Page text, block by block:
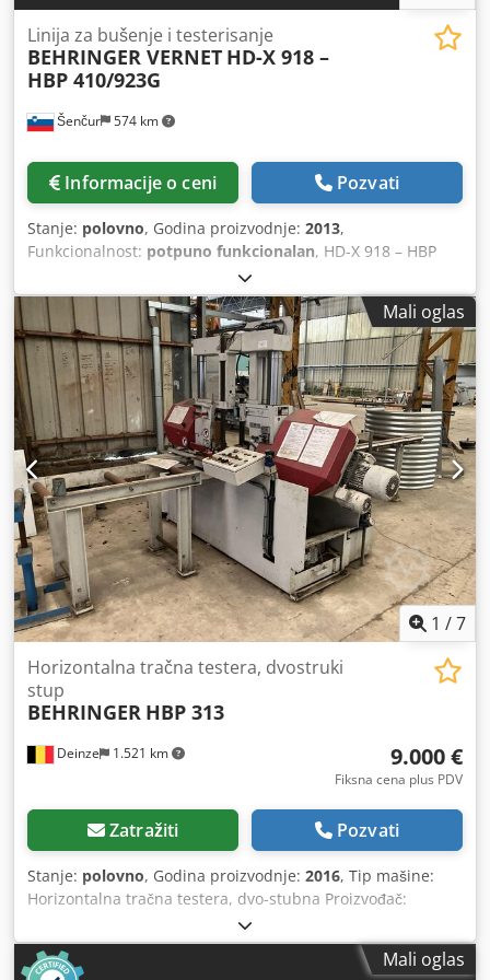
Šenčur 574 km
Linija za bušenje i testerisanje
BEHRINGER VERNET HD-X 918 –
HBP 410/923G
Informacije o ceni Pozvati
Stanje: polovno, Godina proizvodnje: 2013,
Funkcionalnost: potpuno funkcionalan, HD-X 918 – HBP
410/923G – kompletan, najsavremeniji CNC upravljan
sistem za efikasnu i brzu obradu bušenjem i sečenjem
skoro svih vrsta građevinskih profila i ravnih traka. Csdpfx
Aijw Hf T Nskoha
Mali oglas
1 /7
Deinze 1.521 km
Horizontalna tračna testera, dvostruki
stup
BEHRINGER HBP 313
9.000 €
Fiksna cena plus PDV
Zatražiti Pozvati
Stanje: polovno, Godina proizvodnje: 2016, Tip mašine:
Horizontalna tračna testera, dvo-stubna Proizvođač:
Behringer Model: HBP 313 Serijski broj: 10009454 Godina
proizvodnje: 2016 Kapacitet sečenja (okruglo): Ø 310 mm
Kapacitet sečenja (pravougaono): 310 × 310 mm Dimenzije
Mali oglas